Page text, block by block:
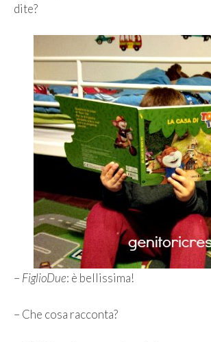
dite?
– FiglioDue: è bellissima!
– Che cosa racconta?